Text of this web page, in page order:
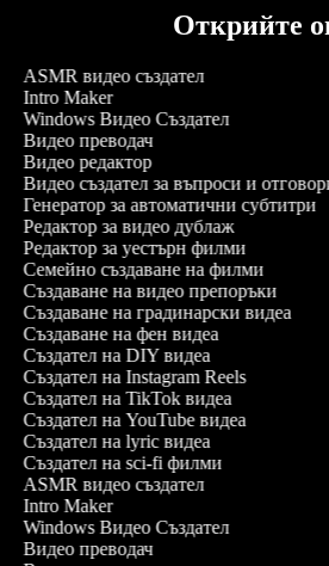
Открийте
ASMR видео създател
Intro Maker
Windows Видео Създател
Видео преводач
Видео редактор
Видео създател за въпроси и
Генератор за автоматични субтитри
Редактор за видео дублаж
Редактор за уестърн филми
Семейно създаване на филми
Създаване на видео препоръки
Създаване на градинарски видеа
Създаване на фен видеа
Създател на DIY видеа
Създател на Instagram Reels
Създател на TikTok видеа
Създател на YouTube видеа
Създател на lyric видеа
Създател на sci-fi филми
ASMR видео създател
Intro Maker
Windows Видео Създател
Видео преводач